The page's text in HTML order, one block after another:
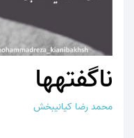
ناگفتهها
محمد رضا کیانیبخش